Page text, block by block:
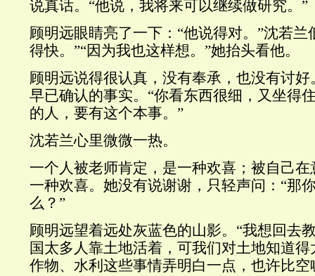
说真话。“他说，我将来可以继续做研究。”
顾明远眼睛亮了一下：“他说得对。”沈若兰
得快。”“因为我也这样想。”她抬头看他。
顾明远说得很认真，没有奉承，也没有讨
早已确认的事实。“你看东西很细，又坐得
的人，要有这个本事。”
沈若兰心里微微一热。
一个人被老师肯定，是一种欢喜；被自己
一种欢喜。她没有说谢谢，只轻声问：“那
么？”
顾明远望着远处灰蓝色的山影。“我想回去
国太多人靠土地活着，可我们对土地知道
作物、水利这些事情弄明白一点，也许比空